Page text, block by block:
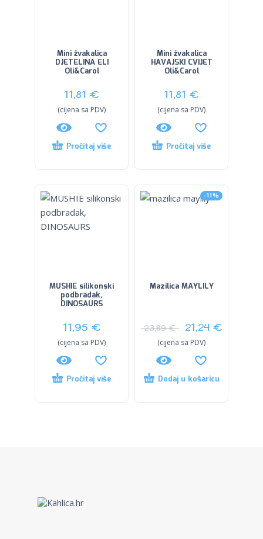
Mini žvakalica
DJETELINA ELI
Oli&Carol
11,81 €
(cijena sa PDV)
Pročitaj više
Mini žvakalica
HAVAJSKI CVIJET
Oli&Carol
11,81 €
(cijena sa PDV)
Pročitaj više
MUSHIE silikonski
podbradak,
DINOSAURS
11,95 €
(cijena sa PDV)
Pročitaj više
-11%
Mazilica MAYLILY
23,89€ 21,24 €
(cijena sa PDV)
Dodaj u košaricu